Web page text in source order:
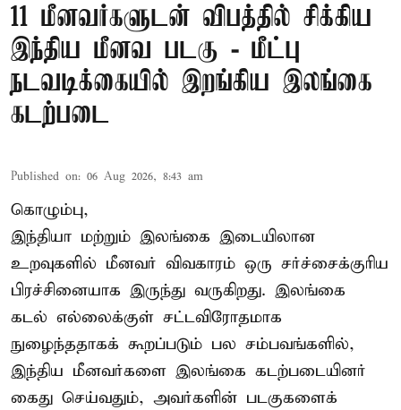
11 மீனவர்களுடன் விபத்தில் சிக்கிய
இந்திய மீனவ படகு - மீட்பு
நடவடிக்கையில் இறங்கிய இலங்கை
கடற்படை
Published on: 06 Aug 2026, 8:43 am
கொழும்பு,
இந்தியா மற்றும் இலங்கை இடையிலான
உறவுகளில் மீனவர் விவகாரம் ஒரு சர்ச்சைக்குரிய
பிரச்சினையாக இருந்து வருகிறது. இலங்கை
கடல் எல்லைக்குள் சட்டவிரோதமாக
நுழைந்ததாகக் கூறப்படும் பல சம்பவங்களில்,
இந்திய மீனவர்களை இலங்கை கடற்படையினர்
கைது செய்வதும், அவர்களின் படகுகளைக்